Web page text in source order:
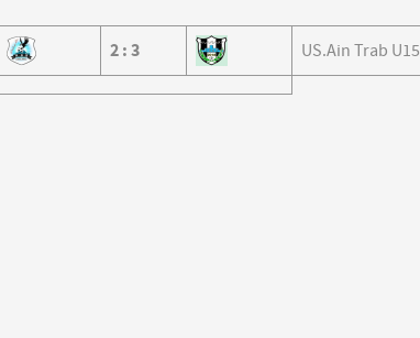
2 : 3 US.Ain Trab U15